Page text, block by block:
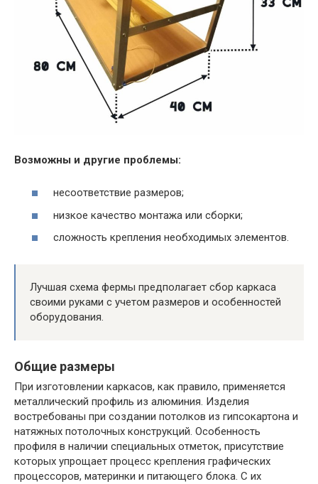
Возможны и другие проблемы:
несоответствие размеров;
низкое качество монтажа или сборки;
сложность крепления необходимых элементов.
Лучшая схема фермы предполагает сбор каркаса
своими руками с учетом размеров и особенностей
оборудования.
Общие размеры
При изготовлении каркасов, как правило, применяется
металлический профиль из алюминия. Изделия
востребованы при создании потолков из гипсокартона и
натяжных потолочных конструкций. Особенность
профиля в наличии специальных отметок, присутствие
которых упрощает процесс крепления графических
процессоров, материнки и питающего блока. С их